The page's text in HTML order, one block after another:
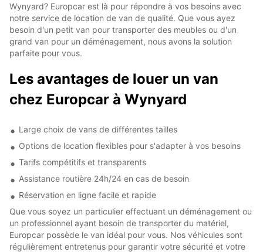
Wynyard? Europcar est là pour répondre à vos besoins avec
notre service de location de van de qualité. Que vous ayez
besoin d'un petit van pour transporter des meubles ou d'un
grand van pour un déménagement, nous avons la solution
parfaite pour vous.
Les avantages de louer un van
chez Europcar à Wynyard
Large choix de vans de différentes tailles
Options de location flexibles pour s'adapter à vos besoins
Tarifs compétitifs et transparents
Assistance routière 24h/24 en cas de besoin
Réservation en ligne facile et rapide
Que vous soyez un particulier effectuant un déménagement ou
un professionnel ayant besoin de transporter du matériel,
Europcar possède le van idéal pour vous. Nos véhicules sont
régulièrement entretenus pour garantir votre sécurité et votre